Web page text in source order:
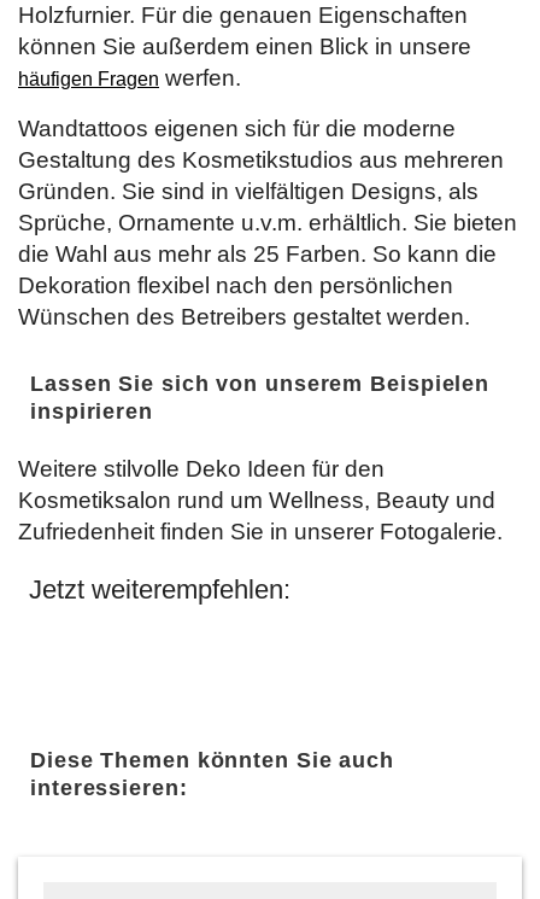
Holzfurnier. Für die genauen Eigenschaften
können Sie außerdem einen Blick in unsere
häufigen Fragen werfen.
Wandtattoos eigenen sich für die moderne
Gestaltung des Kosmetikstudios aus mehreren
Gründen. Sie sind in vielfältigen Designs, als
Sprüche, Ornamente u.v.m. erhältlich. Sie bieten
die Wahl aus mehr als 25 Farben. So kann die
Dekoration flexibel nach den persönlichen
Wünschen des Betreibers gestaltet werden.
Lassen Sie sich von unserem Beispielen
inspirieren
Weitere stilvolle Deko Ideen für den
Kosmetiksalon rund um Wellness, Beauty und
Zufriedenheit finden Sie in unserer Fotogalerie.
Jetzt weiterempfehlen:
Diese Themen könnten Sie auch
interessieren: